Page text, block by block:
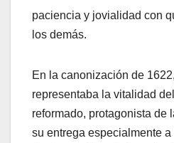
paciencia y jovialidad con
los demás.
En la canonización de
representaba la vitalidad
reformado, protagonista de
su entrega especialmente a